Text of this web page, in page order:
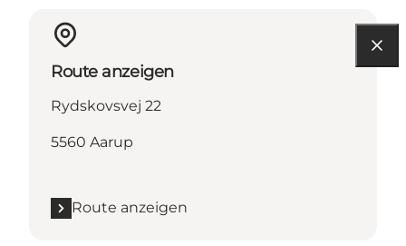
Route anzeigen
Rydskovsvej 22
5560 Aarup
Route anzeigen